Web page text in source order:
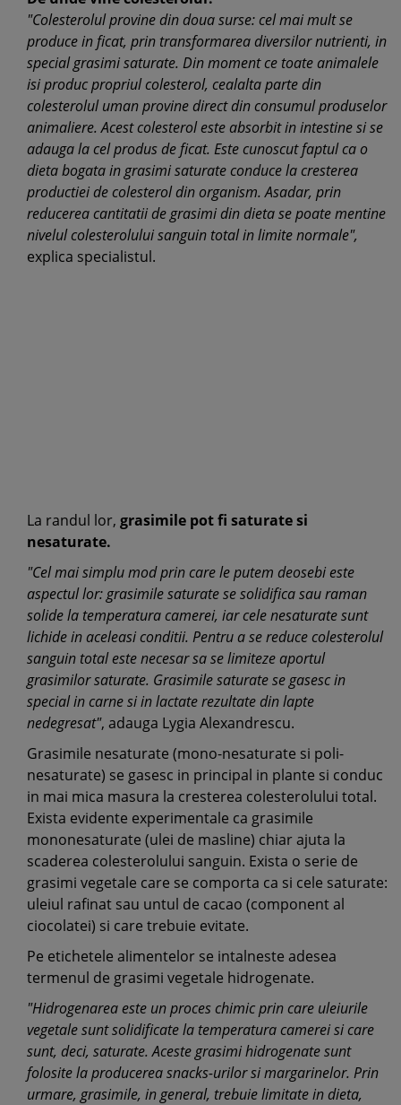
"Colesterolul provine din doua surse: cel mai mult se
produce in ficat, prin transformarea diversilor nutrienti, in
special grasimi saturate. Din moment ce toate animalele
isi produc propriul colesterol, cealalta parte din
colesterolul uman provine direct din consumul produselor
animaliere. Acest colesterol este absorbit in intestine si se
adauga la cel produs de ficat. Este cunoscut faptul ca o
dieta bogata in grasimi saturate conduce la cresterea
productiei de colesterol din organism. Asadar, prin
reducerea cantitatii de grasimi din dieta se poate mentine
nivelul colesterolului sanguin total in limite normale",
explica specialistul.
La randul lor, grasimile pot fi saturate si
nesaturate.
"Cel mai simplu mod prin care le putem deosebi este
aspectul lor: grasimile saturate se solidifica sau raman
solide la temperatura camerei, iar cele nesaturate sunt
lichide in aceleasi conditii. Pentru a se reduce colesterolul
sanguin total este necesar sa se limiteze aportul
grasimilor saturate. Grasimile saturate se gasesc in
special in carne si in lactate rezultate din lapte
nedegresat", adauga Lygia Alexandrescu.
Grasimile nesaturate (mono-nesaturate si poli-
nesaturate) se gasesc in principal in plante si conduc
in mai mica masura la cresterea colesterolului total.
Exista evidente experimentale ca grasimile
mononesaturate (ulei de masline) chiar ajuta la
scaderea colesterolului sanguin. Exista o serie de
grasimi vegetale care se comporta ca si cele saturate:
uleiul rafinat sau untul de cacao (component al
ciocolatei) si care trebuie evitate.
Pe etichetele alimentelor se intalneste adesea
termenul de grasimi vegetale hidrogenate.
"Hidrogenarea este un proces chimic prin care uleiurile
vegetale sunt solidificate la temperatura camerei si care
sunt, deci, saturate. Aceste grasimi hidrogenate sunt
folosite la producerea snacks-urilor si margarinelor. Prin
urmare, grasimile, in general, trebuie limitate in dieta,